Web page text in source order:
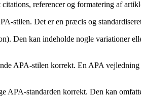
referencer og formatering af
stilen. Det er en præcis og
Den kan indeholde nogle variationer
APA-stilen korrekt. En APA
standarden korrekt. Den kan